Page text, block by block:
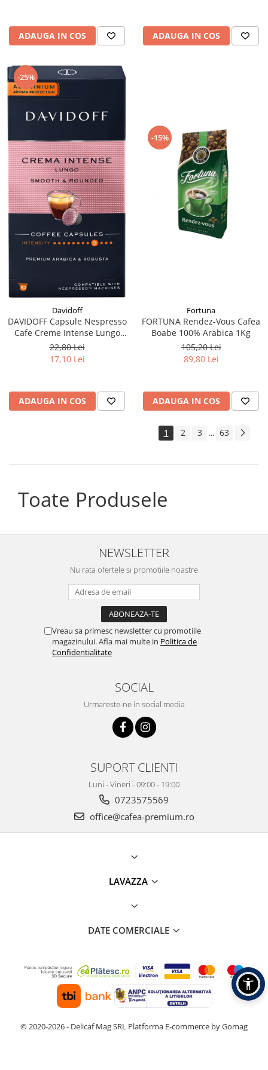
ADAUGA IN COS ADAUGA IN COS
-25%
Davidoff
DAVIDOFF Capsule Nespresso
Cafe Creme Intense Lungo
10x5.5g
22,80 Lei
17,10 Lei
ADAUGA IN COS
-15%
Fortuna
FORTUNA Rendez-Vous Cafea
Boabe 100% Arabica 1Kg
105,20 Lei
89,80 Lei
ADAUGA IN COS
1 2 3 ... 63
Toate Produsele
NEWSLETTER
Nu rata ofertele si promotiile noastre
Vreau sa primesc newsletter cu promotiile
magazinului. Afla mai multe in Politica de
Confidentialitate
SOCIAL
Urmareste-ne in social media
SUPORT CLIENTI
Luni - Vineri - 09:00 - 19:00
0723575569
office@cafea-premium.ro
LAVAZZA
DATE COMERCIALE
© 2020-2026 - Delicaf Mag SRL Platforma E-commerce by Gomag